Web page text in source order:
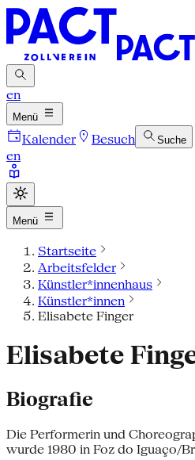
en
Menü
Kalender Besuch Suche
en
Menü
Startseite
Arbeitsfelder
Künstler*innenhaus
Künstler*innen
Elisabete Finger
Elisabete
Biografie
Die Performerin und
wurde 1980 in Foz do Iguaço/